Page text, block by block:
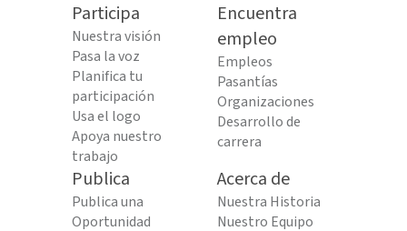
Participa
Nuestra visión
Pasa la voz
Planifica tu
participación
Usa el logo
Apoya nuestro
trabajo
Encuentra
empleo
Empleos
Pasantías
Organizaciones
Desarrollo de
carrera
Publica
Publica una
Oportunidad
Acerca de
Nuestra Historia
Nuestro Equipo